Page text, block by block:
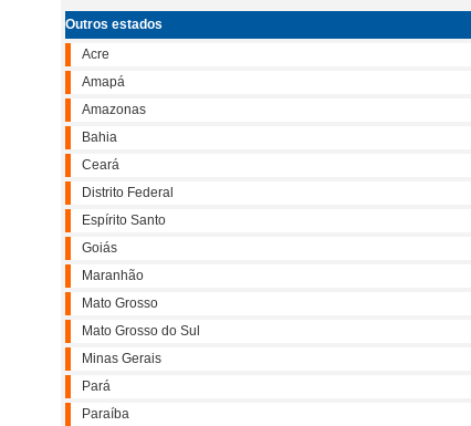
Outros estados
Acre
Amapá
Amazonas
Bahia
Ceará
Distrito Federal
Espírito Santo
Goiás
Maranhão
Mato Grosso
Mato Grosso do Sul
Minas Gerais
Pará
Paraíba